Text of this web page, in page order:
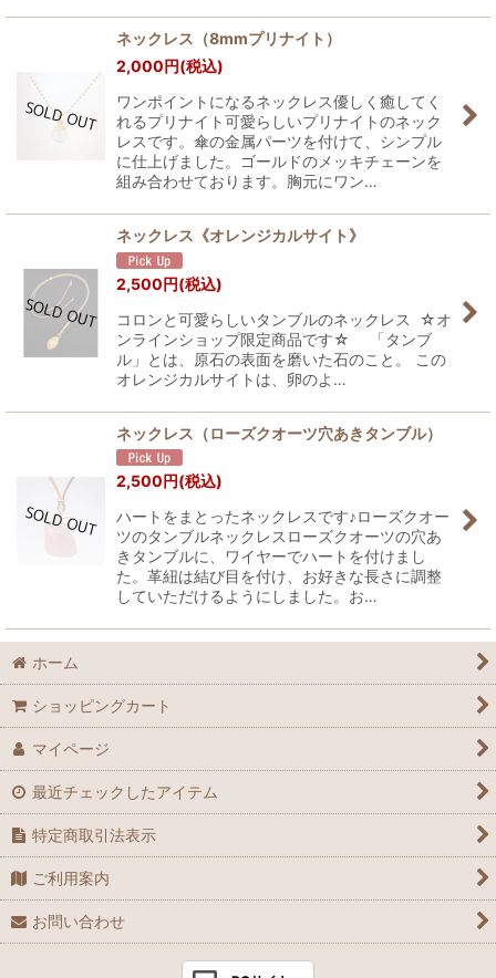
ネックレス（8mmプリナイト）
2,000円(税込)
ワンポイントになるネックレス優しく癒してく
れるプリナイト可愛らしいプリナイトのネック
レスです。傘の金属パーツを付けて、シンプル
に仕上げました。ゴールドのメッキチェーンを
組み合わせております。胸元にワン…
ネックレス《オレンジカルサイト》
2,500円(税込)
コロンと可愛らしいタンブルのネックレス ☆オ
ンラインショップ限定商品です☆ 「タンブ
ル」とは、原石の表面を磨いた石のこと。 この
オレンジカルサイトは、卵のよ…
ネックレス（ローズクオーツ穴あきタンブル）
2,500円(税込)
ハートをまとったネックレスです♪ローズクオー
ツのタンブルネックレスローズクオーツの穴あ
きタンブルに、ワイヤーでハートを付けまし
た。革紐は結び目を付け、お好きな長さに調整
していただけるようにしました。お…
ホーム
ショッピングカート
マイページ
最近チェックしたアイテム
特定商取引法表示
ご利用案内
お問い合わせ